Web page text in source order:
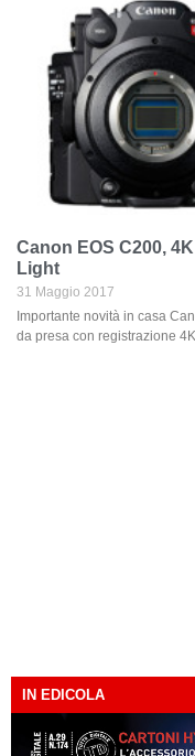
Canon EOS C200,
Light
31 Maggio 2017
Importante novità in casa
da presa con registrazione
IN EDICOLA